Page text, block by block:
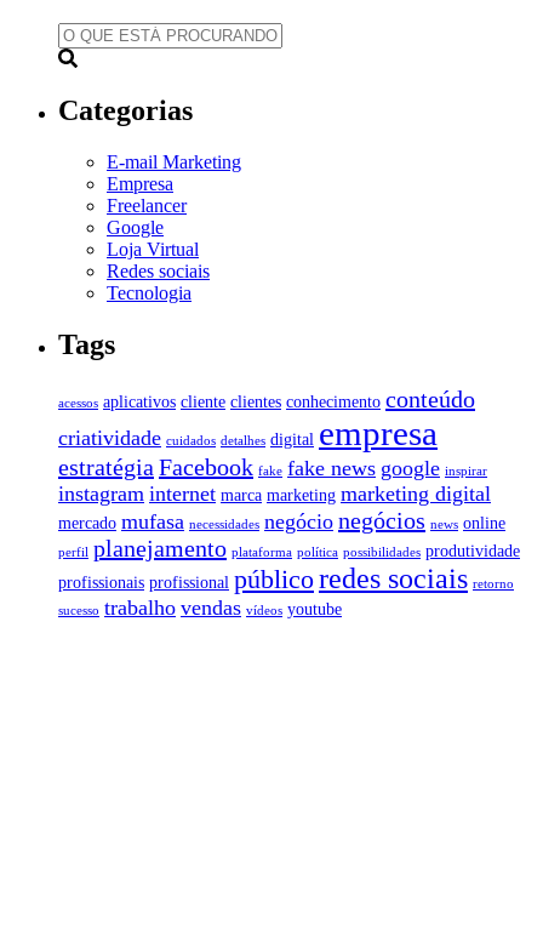
O
QUE
PROCURANDO?
Categorias
E-mail Marketing
Empresa
Freelancer
Google
Loja Virtual
Redes sociais
Tecnologia
Tags
acessos aplicativos cliente clientes conhecimento conteúdo
criatividade cuidados detalhes digital empresa
estratégia Facebook fake fake news google inspirar
instagram internet marca marketing marketing digital
mercado mufasa necessidades negócio negócios news online
perfil planejamento plataforma política possibilidades produtividade
profissionais profissional públicoredes sociais retorno
sucesso trabalho vendas vídeos youtube